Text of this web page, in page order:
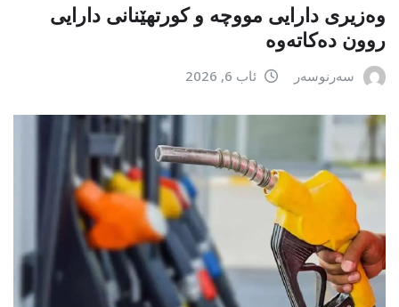
وەزیری دارایی مووچە و کورتهێنانی دارایی
روون دەکاتەوە
سەرنوسەر ئاب 6, 2026